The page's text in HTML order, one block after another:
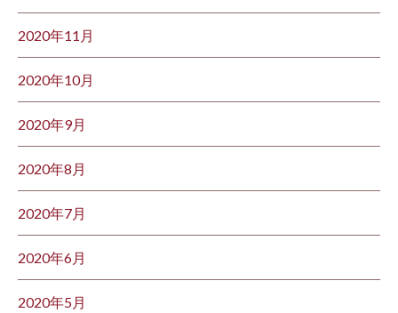
2020年11月
2020年10月
2020年9月
2020年8月
2020年7月
2020年6月
2020年5月